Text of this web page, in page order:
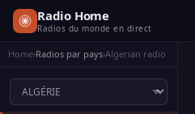
Radio Home
Radios du monde en direct
Home›Radios par pays›Algerian radio